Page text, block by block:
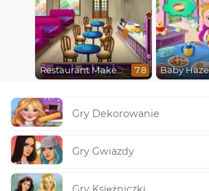
Restaurant Makeover 7.8
Gry Dekorowanie
Gry Gwiazdy